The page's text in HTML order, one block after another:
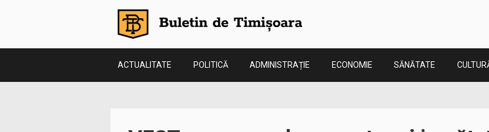
ACTUALITATE POLITICĂ ADMINISTRAȚIE ECONOMIE SĂNĂTATE